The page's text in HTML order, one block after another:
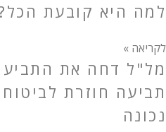
למה היא קובעת
לקריאה »
מל"ל דחה את
תביעה חוזרת
נכונה